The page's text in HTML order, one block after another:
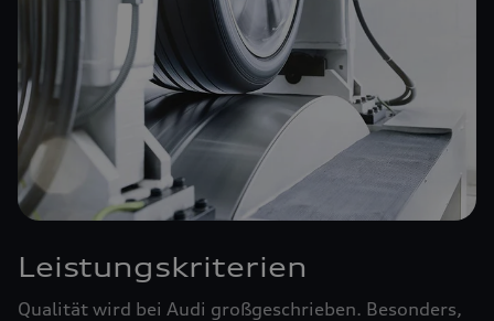
Leistungskriterien
Qualität wird bei Audi großgeschrieben. Besonders,